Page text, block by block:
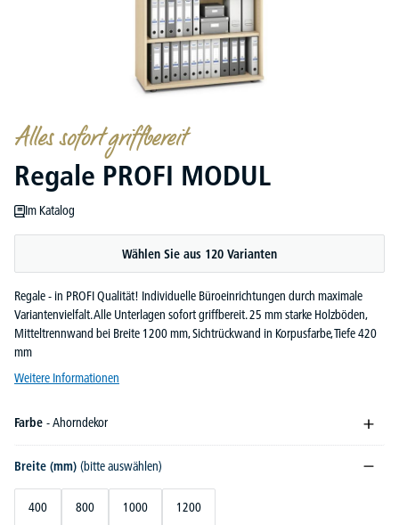
Alles sofort griffbereit
Regale PROFI MODUL
Im Katalog
Wählen Sie aus 120 Varianten
Regale - in PROFI Qualität! Individuelle Büroeinrichtungen durch maximale
Variantenvielfalt. Alle Unterlagen sofort griffbereit. 25 mm starke Holzböden,
Mitteltrennwand bei Breite 1200 mm, Sichtrückwand in Korpusfarbe, Tiefe 420
mm
Weitere Informationen
Farbe - Ahorndekor
Breite (mm) (bitte auswählen)
400 800 1000 1200